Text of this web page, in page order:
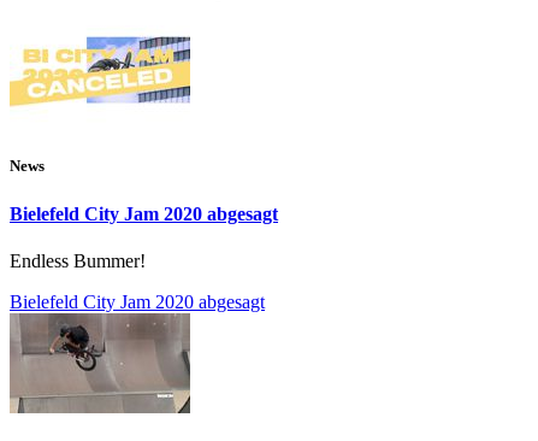
News
Bielefeld City Jam 2020 abgesagt
Endless Bummer!
Bielefeld City Jam 2020 abgesagt